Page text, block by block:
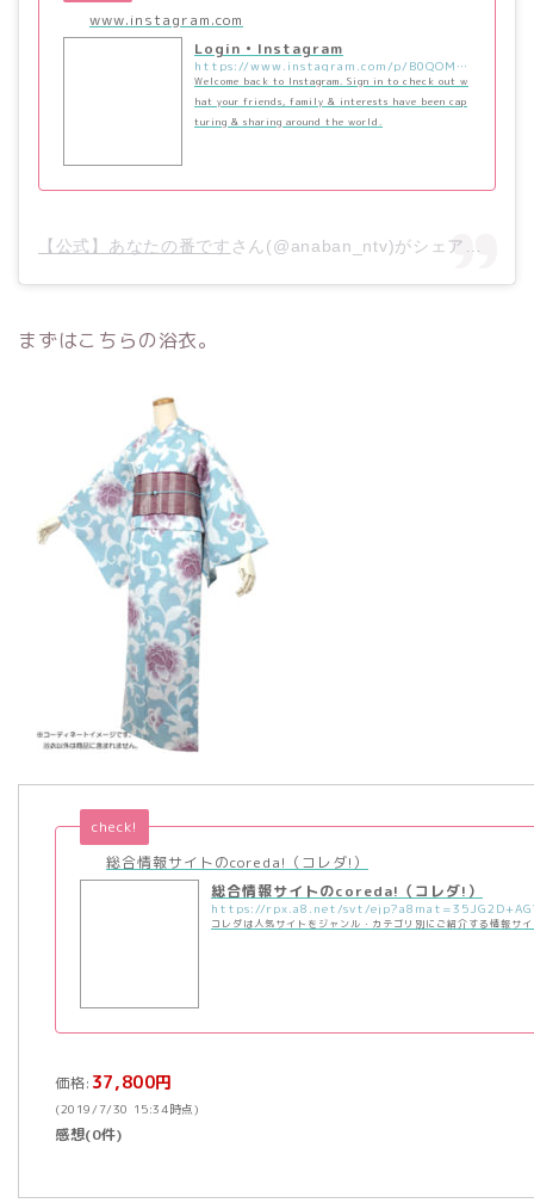
www.instagram.com
Login • Instagram
https://www.instagram.com/p/B0QOMOZnyGL/
Welcome back to Instagram. Sign in to check out w
hat your friends, family & interests have been cap
turing & sharing around the world.
【公式】あなたの番です さん(@anaban_ntv)がシェアした投稿 –
まずはこちらの浴衣。
総合情報サイトのcoreda!（コレダ!）
check!
総合情報サイトのcoreda!（コレダ!）
コレダは人気サイトをジャンル・カテゴリ別にご紹介する情報サ
価格: 37,800円
(2019/7/30 15:34時点)
感想(0件)